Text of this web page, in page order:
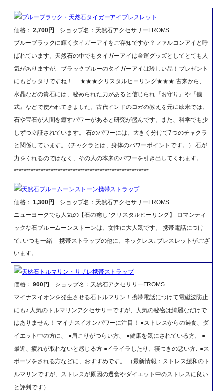
ブルーブラック・天然石タイガーアイブレスレット
価格：2,700円
ショップ名：天然石アクセサリーFROMS
ブルーブラックに輝くタイガーアイをご存知ですか？ファルコンアイと呼
ばれています。天然石の中でもタイガーアイは金運グッズとしてとても人
気がありますが、ブラックブルーのタイガーアイは珍しい品！プレゼント
にもピッタリですね！ ★★★クリスタルヒーリング★★★ 古来から、
水晶などの貴石には、秘められた力があると信じられ『お守り』や『儀
式』などで使われてきました。古代インドのヨガの教えを元に欧米では、
石や宝石が人間を癒すパワーがあると研究が盛んです。また、科学でも少
しずつ立証されています。 石のパワーには、大きく分けて7つのチャクラ
と関係しています。 (チャクラとは、身体のパワーポイントです。） 石が
力をくれるのではなく、その人の本来のパワーを引き出してくれます。
*******************************************************
天然石ブルームーンストーン携帯ストラップ
価格：1,300円
ショップ名：天然石アクセサリーFROMS
ニューヨークでも人気の【石の癒し*クリスタルヒーリング】 ロマンティ
ックな石ブルームーンストーンは、女性に大人気です。 携帯電話につけ
て､いつも一緒！ 携帯ストラップの他に、ネックレス､ブレスレットがござ
います。
天然石トルマリン・サザレ携帯ストラップ
価格：900円
ショップ名：天然石アクセサリーFROMS
マイナスイオンを発生させる石トルマリン！携帯電話につけて電磁波防止
にも♪ 人気のトルマリンアクセサリーですが、人気の秘密は綺麗なだけで
はありません！ マイナスイオンパワーに注目！ ●ストレスからの過食、ダ
イエット中の方に、 ●肩こりがつらい方、 ●健康を気にされている方、 ●
最近、疲れが取れないと感じる方 ●イライラしたり、寝つきの悪い方､ ●ス
ポーツをされる方などに、おすすめです。 （最新情報：ストレス緩和のト
ルマリンですが、ストレスが原因の過食やダイエット中のストレスに良い
と評判です）